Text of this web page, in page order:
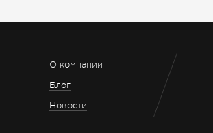
О компании
Блог
Новости